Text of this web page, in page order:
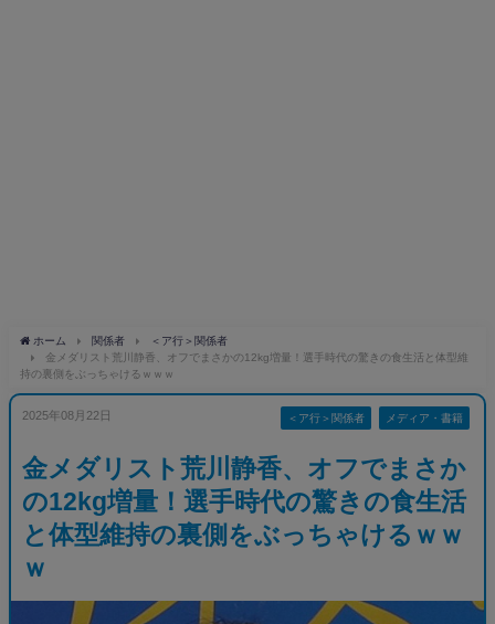
ホーム 関係者
＜ア行＞関係者
金メダリスト荒川静香、オフでまさかの12kg増量！選手時代の驚きの食生活と体型維
持の裏側をぶっちゃけるｗｗｗ
2025年08月22日 ＜ア行＞関係者 メディア・書籍
金メダリスト荒川静香、オフでまさか
の12kg増量！選手時代の驚きの食生活
と体型維持の裏側をぶっちゃけるｗｗ
ｗ